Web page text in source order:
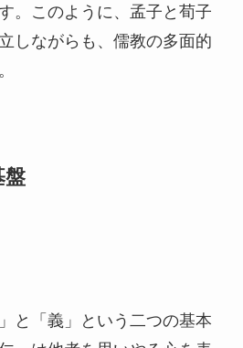
。このように、孟子と荀子
しながらも、儒教の多面的
盤
と「義」という二つの基本